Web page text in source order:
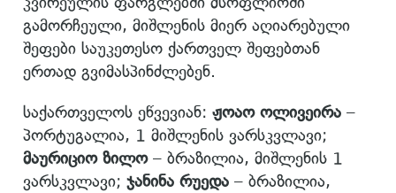
გამორჩეული, მიშლენის მიერ აღიარებული
შეფები საუკეთესო ქართველ შეფებთან
ერთად გვიმასპინძლებენ.
საქართველოს ეწვევიან: ჟოაო ოლივეირა –
პორტუგალია, 1 მიშლენის ვარსკვლავი;
მაურიციო ზილო– ბრაზილია, მიშლენის 1
ვარსკვლავი; ჯანინა რუედა – ბრაზილია,